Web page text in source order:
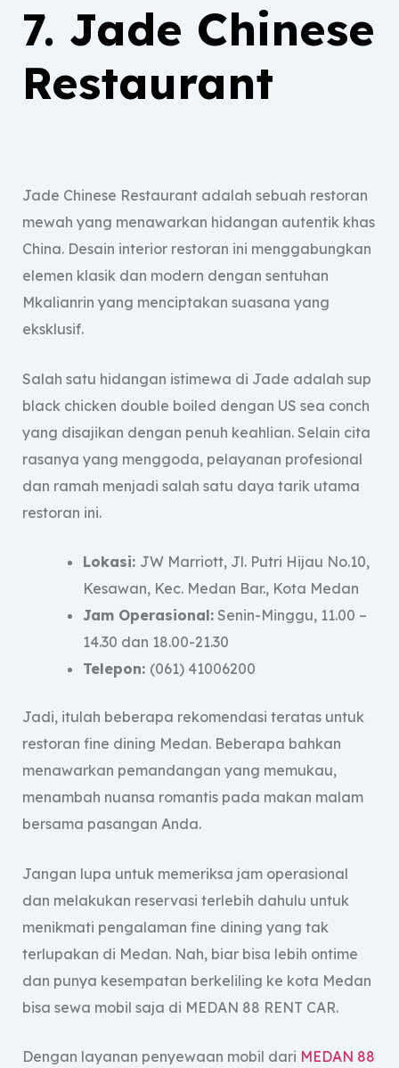
7. Jade Chinese
Restaurant
Jade Chinese Restaurant adalah sebuah restoran
mewah yang menawarkan hidangan autentik khas
China. Desain interior restoran ini menggabungkan
elemen klasik dan modern dengan sentuhan
Mkalianrin yang menciptakan suasana yang
eksklusif.
Salah satu hidangan istimewa di Jade adalah sup
black chicken double boiled dengan US sea conch
yang disajikan dengan penuh keahlian. Selain cita
rasanya yang menggoda, pelayanan profesional
dan ramah menjadi salah satu daya tarik utama
restoran ini.
Lokasi: JW Marriott, Jl. Putri Hijau No.10,
Kesawan, Kec. Medan Bar., Kota Medan
Jam Operasional:Senin-Minggu, 11.00 –
14.30 dan 18.00-21.30
Telepon: (061) 41006200
Jadi, itulah beberapa rekomendasi teratas untuk
restoran fine dining Medan. Beberapa bahkan
menawarkan pemandangan yang memukau,
menambah nuansa romantis pada makan malam
bersama pasangan Anda.
Jangan lupa untuk memeriksa jam operasional
dan melakukan reservasi terlebih dahulu untuk
menikmati pengalaman fine dining yang tak
terlupakan di Medan. Nah, biar bisa lebih ontime
dan punya kesempatan berkeliling ke kota Medan
bisa sewa mobil saja di MEDAN 88 RENT CAR.
Dengan layanan penyewaan mobil dari MEDAN 88